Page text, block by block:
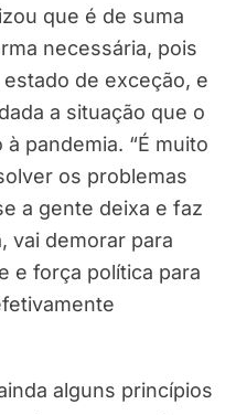
que é de suma
necessária, pois
de exceção, e
a situação que o
pandemia. “É muito
os problemas
a gente deixa e faz
vai demorar para
e força política para
alguns princípios